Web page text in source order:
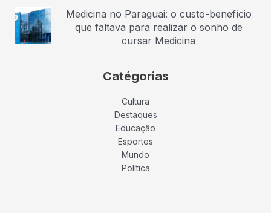
Medicina no Paraguai: o custo-benefício
que faltava para realizar o sonho de
cursar Medicina
Catégorias
Cultura
Destaques
Educação
Esportes
Mundo
Política